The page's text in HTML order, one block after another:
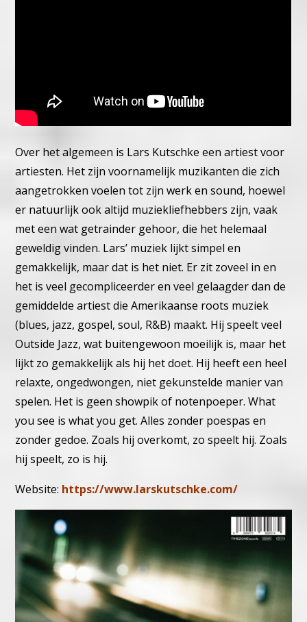
Over het algemeen is Lars Kutschke een artiest voor
artiesten. Het zijn voornamelijk muzikanten die zich
aangetrokken voelen tot zijn werk en sound, hoewel
er natuurlijk ook altijd muziekliefhebbers zijn, vaak
met een wat getrainder gehoor, die het helemaal
geweldig vinden. Lars’ muziek lijkt simpel en
gemakkelijk, maar dat is het niet. Er zit zoveel in en
het is veel gecompliceerder en veel gelaagder dan de
gemiddelde artiest die Amerikaanse roots muziek
(blues, jazz, gospel, soul, R&B) maakt. Hij speelt veel
Outside Jazz, wat buitengewoon moeilijk is, maar het
lijkt zo gemakkelijk als hij het doet. Hij heeft een heel
relaxte, ongedwongen, niet gekunstelde manier van
spelen. Het is geen showpik of notenpoeper. What
you see is what you get. Alles zonder poespas en
zonder gedoe. Zoals hij overkomt, zo speelt hij. Zoals
hij speelt, zo is hij.
Website: https://www.larskutschke.com/